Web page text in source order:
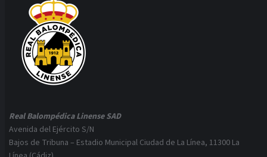
Real Balompédica Linense SAD
Avenida del Ejército S/N
Bajos de Tribuna – Estadio Municipal Ciudad de La Línea, 11300 La